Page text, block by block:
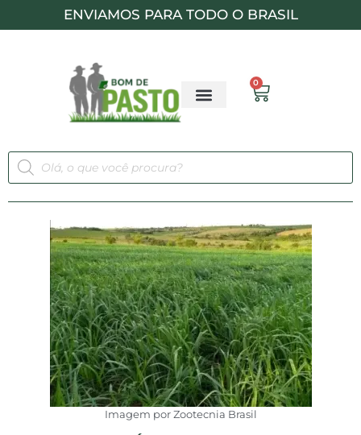
ENVIAMOS PARA TODO O BRASIL
0
Imagem por Zootecnia Brasil